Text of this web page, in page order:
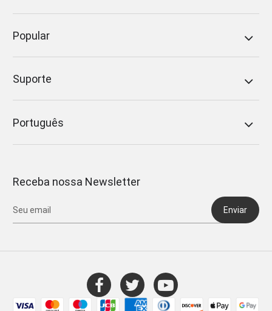
Popular
Suporte
Português
Receba nossa Newsletter
Enviar